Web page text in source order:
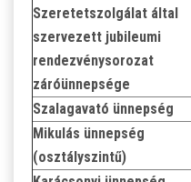
Szeretetszolgálat által
szervezett jubileumi
rendezvénysorozat
záróünnepsége
Szalagavató ünnepség
Mikulás ünnepség
(osztályszintű)